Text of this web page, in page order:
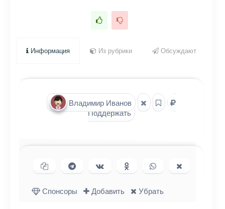
Информация Из рубрики Обсуждают
Владимир Иванов
Поддержать
Копировать ссылку
Поделиться в Telegram
Поделиться ВКонтакте
Поделиться в
Одноклассниках
Поделиться в
WhatsApp
в X (Twitter)
Спонсоры
Добавить Убрать